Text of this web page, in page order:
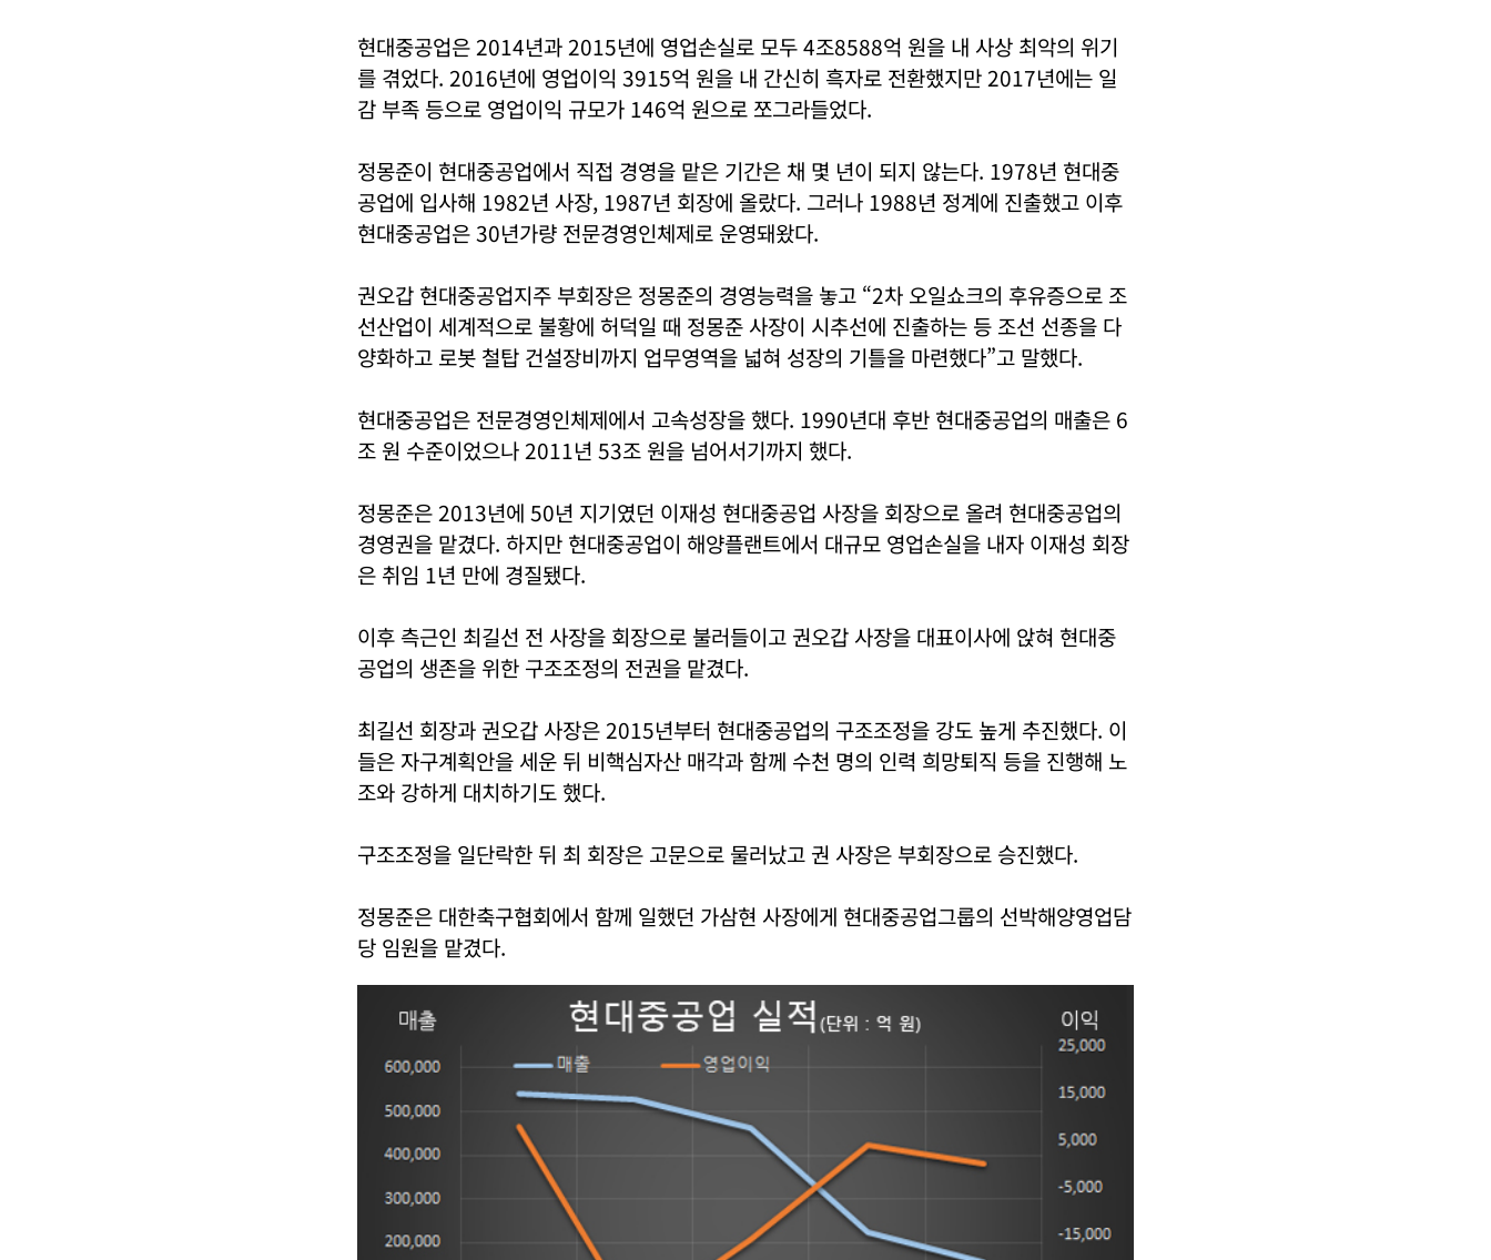
현대중공업은 2014년과 2015년에 영업손실로 모두 4조8588억 원을 내 사상 최악의 위기
를 겪었다. 2016년에 영업이익 3915억 원을 내 간신히 흑자로 전환했지만 2017년에는 일
감 부족 등으로 영업이익 규모가 146억 원으로 쪼그라들었다.
정몽준이 현대중공업에서 직접 경영을 맡은 기간은 채 몇 년이 되지 않는다. 1978년 현대중
공업에 입사해 1982년 사장, 1987년 회장에 올랐다. 그러나 1988년 정계에 진출했고 이후
현대중공업은 30년가량 전문경영인체제로 운영돼왔다.
권오갑 현대중공업지주 부회장은 정몽준의 경영능력을 놓고 “2차 오일쇼크의 후유증으로 조
선산업이 세계적으로 불황에 허덕일 때 정몽준 사장이 시추선에 진출하는 등 조선 선종을 다
양화하고 로봇 철탑 건설장비까지 업무영역을 넓혀 성장의 기틀을 마련했다”고 말했다.
현대중공업은 전문경영인체제에서 고속성장을 했다. 1990년대 후반 현대중공업의 매출은 6
조 원 수준이었으나 2011년 53조 원을 넘어서기까지 했다.
정몽준은 2013년에 50년 지기였던 이재성 현대중공업 사장을 회장으로 올려 현대중공업의
경영권을 맡겼다. 하지만 현대중공업이 해양플랜트에서 대규모 영업손실을 내자 이재성 회장
은 취임 1년 만에 경질됐다.
이후 측근인 최길선 전 사장을 회장으로 불러들이고 권오갑 사장을 대표이사에 앉혀 현대중
공업의 생존을 위한 구조조정의 전권을 맡겼다.
최길선 회장과 권오갑 사장은 2015년부터 현대중공업의 구조조정을 강도 높게 추진했다. 이
들은 자구계획안을 세운 뒤 비핵심자산 매각과 함께 수천 명의 인력 희망퇴직 등을 진행해 노
조와 강하게 대치하기도 했다.
구조조정을 일단락한 뒤 최 회장은 고문으로 물러났고 권 사장은 부회장으로 승진했다.
정몽준은 대한축구협회에서 함께 일했던 가삼현 사장에게 현대중공업그룹의 선박해양영업담
당 임원을 맡겼다.